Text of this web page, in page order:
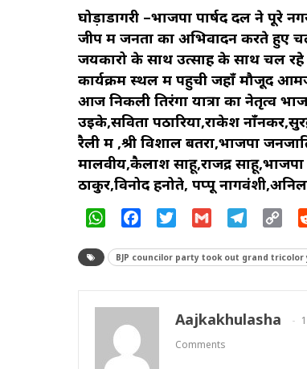
घोड़ाडोंगरी –भाजपा पार्षद दल ने पूरे
जीप में जनता का अभिवादन करते हुए
जयकारो के साथ उत्साह के साथ चल रहे
कार्यक्रम स्थल में पहुची जहाँ मौजूद
आज निकली तिरंगा यात्रा का नेतृत्व
उइके,सविता पठारिया,राकेश
रैली में ,श्री विशाल बतरा,भाजपा
मालवीय,कैलाश साहू,राजेंद्र
ठाकुर,विनोद हनोते, पप्पू
WhatsAppFacebookTwitter Gmail Telegram
BJP councilor party took out grand
Aajkakhulasha
Comments